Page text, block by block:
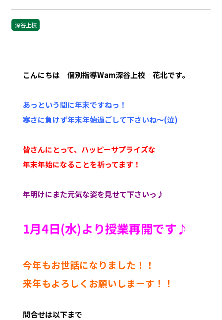
深谷上校
こんにちは 個別指導Wam深谷上校 花北です。
あっという間に年末ですねっ！
寒さに負けず年末年始過ごして下さいね～(泣)
皆さんにとって、ハッピーサプライズな
年末年始になることを祈ってます！
年明けにまた元気な姿を見せて下さいっ♪
1月4日(水)より授業再開です♪
今年もお世話になりました！！
来年もよろしくお願いしまーす！！
問合せは以下まで